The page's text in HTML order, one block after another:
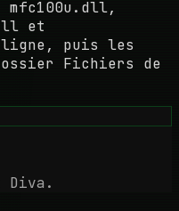
et
ligne, puis les
Fichiers de
Diva.